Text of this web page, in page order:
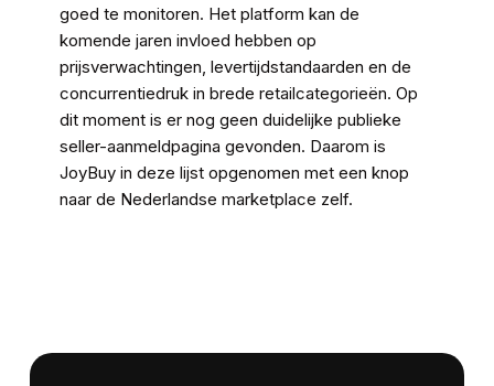
goed te monitoren. Het platform kan de
komende jaren invloed hebben op
prijsverwachtingen, levertijdstandaarden en de
concurrentiedruk in brede retailcategorieën. Op
dit moment is er nog geen duidelijke publieke
seller-aanmeldpagina gevonden. Daarom is
JoyBuy in deze lijst opgenomen met een knop
naar de Nederlandse marketplace zelf.